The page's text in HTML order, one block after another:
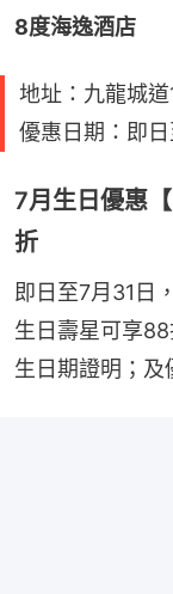
8度海逸酒店
地址：九龍城道
優惠日期：即
7月生日優惠
折
即日至7月31日
生日壽星可享
生日期證明；及